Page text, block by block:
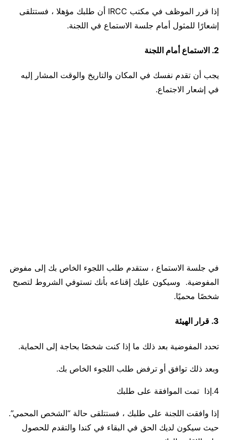
إذا قرر الموظف في مكتب IRCC أن طلبك مؤهلا ، فستتلقى
إشعارًا للمثول أمام جلسة الاستماع في اللجنة.
2. الاستماع أمام اللجنة
يجب أن تقدم نفسك في المكان والتاريخ والوقت المشار إليه
في إشعار الاجتماع.
في جلسة الاستماع ، ستقدم طلب اللجوء الخاص بك إلى مفوض
المفوضية. وسيكون عليك إقناعه بأنك تستوفي الشروط لتصبح
شخصًا محميًا.
3. قرار الهيئة
تحدد المفوضية بعد ذلك ما إذا كنت شخصًا بحاجة إلى الحماية.
وبعد ذلك توافق أو ترفض طلب اللجوء الخاص بك.
4.إذا تمت الموافقة على طلبك
إذا وافقت اللجنة على طلبك ، فستتلقى حالة “الشخص المحمي”.
حيث سيكون لديك الحق في البقاء في كندا والتقدم للحصول